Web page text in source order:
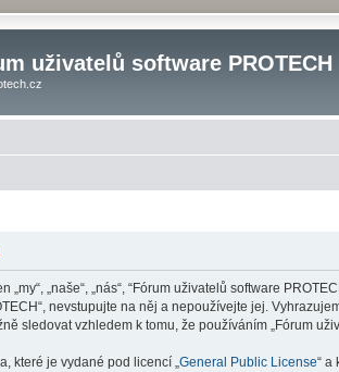
uživatelů software PROTECH
„naše“, „nás“, “Fórum uživatelů software
nevstupujte na něj a nepoužívejte jej.
sledovat vzhledem k tomu, že používáním „Fórum
které je vydané pod licencí „General Public License“ a